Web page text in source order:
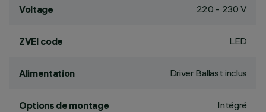
Voltage 220 - 230 V
ZVEI code LED
Alimentation Driver Ballast inclus
Options de montage Intégré